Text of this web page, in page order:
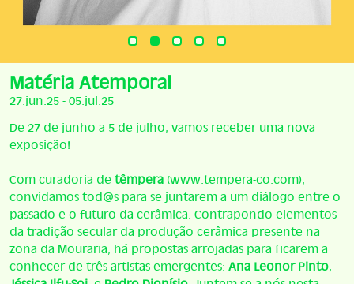
Matéria Atemporal
27.jun.25 - 05.jul.25
De 27 de junho a 5 de julho, vamos receber uma nova
exposição!
Com curadoria de têmpera (www.tempera-co.com),
convidamos tod@s para se juntarem a um diálogo entre o
passado e o futuro da cerâmica. Contrapondo elementos
da tradição secular da produção cerâmica presente na
zona da Mouraria, há propostas arrojadas para ficarem a
conhecer de três artistas emergentes: Ana Leonor Pinto,